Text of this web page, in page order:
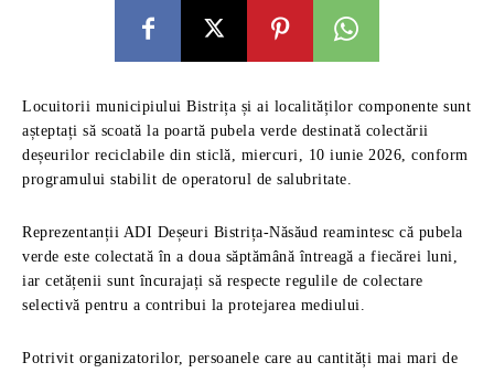
Locuitorii municipiului Bistrița și ai localităților componente sunt
așteptați să scoată la poartă pubela verde destinată colectării
deșeurilor reciclabile din sticlă, miercuri, 10 iunie 2026, conform
programului stabilit de operatorul de salubritate.
Reprezentanții ADI Deșeuri Bistrița-Năsăud reamintesc că pubela
verde este colectată în a doua săptămână întreagă a fiecărei luni,
iar cetățenii sunt încurajați să respecte regulile de colectare
selectivă pentru a contribui la protejarea mediului.
Potrivit organizatorilor, persoanele care au cantități mai mari de